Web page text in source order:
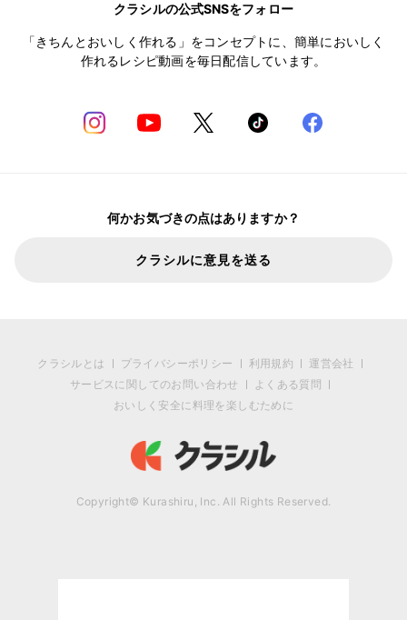
クラシルの公式SNSをフォロー
「きちんとおいしく作れる」をコンセプトに、簡単においしく
作れるレシピ動画を毎日配信しています。
何かお気づきの点はありますか？
クラシルに意見を送る
クラシルとは プライバシーポリシー 利用規約
運営会社
サービスに関してのお問い合わせ
よくある質問
おいしく安全に料理を楽しむために
Copyright© Kurashiru, Inc. All Rights Reserved.